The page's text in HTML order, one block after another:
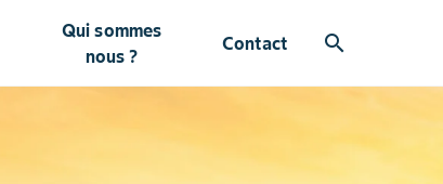
Qui sommes
nous ?
Contact search